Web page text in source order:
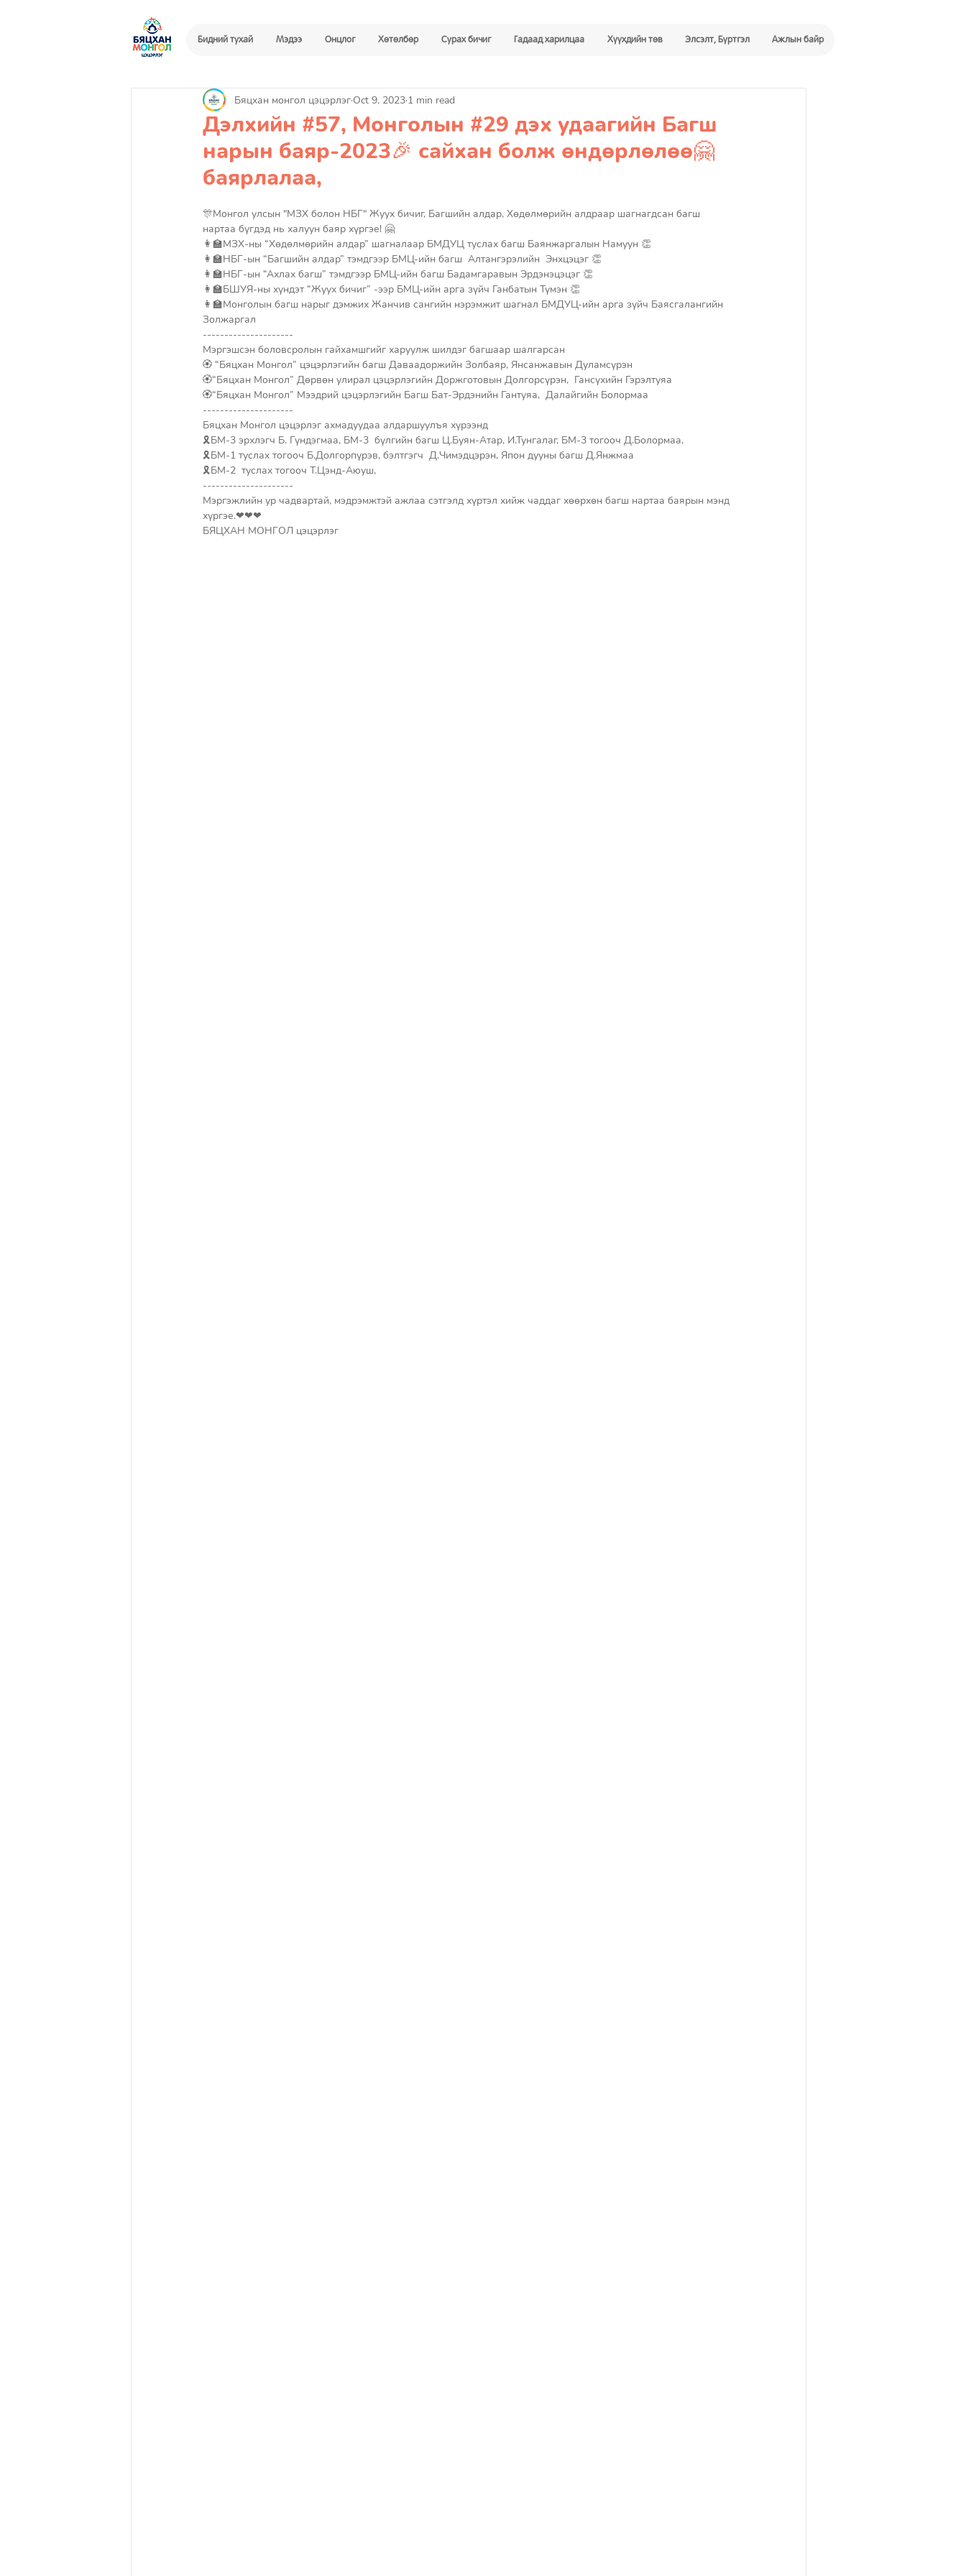
Бидний тухай Мэдээ Онцлог Хөтөлбөр Сурах бичиг Гадаад харилцаа Хүүхдийн төв Элсэлт, Бүртгэл Ажлын байр
Дэлхийн #57, Монголын #29 дэх удаагийн Багш
нарын баяр-2023🎉 сайхан болж өндөрлөлөө🤗
баярлалаа,
Бяцхан монгол цэцэрлэг Oct 9, 2023 1 min read
🎊Монгол улсын "МЗХ болон НБГ" Жуух бичиг, Багшийн алдар, Хөдөлмөрийн алдраар шагнагдсан багш
нартаа бүгдэд нь халуун баяр хүргэе! 🤗
👩‍🏫МЗХ-ны “Хөдөлмөрийн алдар” шагналаар БМДУЦ туслах багш Баянжаргалын Намуун 👏
👩‍🏫НБГ-ын “Багшийн алдар” тэмдгээр БМЦ-ийн багш  Алтангэрэлийн  Энхцэцэг 👏
👩‍🏫НБГ-ын “Ахлах багш” тэмдгээр БМЦ-ийн багш Бадамгаравын Эрдэнэцэцэг 👏
👩‍🏫БШУЯ-ны хүндэт “Жуух бичиг” -ээр БМЦ-ийн арга зүйч Ганбатын Түмэн 👏
👩‍🏫Монголын багш нарыг дэмжих Жанчив сангийн нэрэмжит шагнал БМДУЦ-ийн арга зүйч Баясгалангийн
Золжаргал
---------------------
Мэргэшсэн боловсролын гайхамшгийг харуулж шилдэг багшаар шалгарсан
🏵 “Бяцхан Монгол” цэцэрлэгийн багш Даваадоржийн Золбаяр, Янсанжавын Дуламсүрэн
🏵“Бяцхан Монгол” Дөрвөн улирал цэцэрлэгийн Доржготовын Долгорсүрэн,  Гансүхийн Гэрэлтуяа
🏵“Бяцхан Монгол” Мээдрий цэцэрлэгийн Багш Бат-Эрдэнийн Гантуяа,  Далайгийн Болормаа
---------------------
Бяцхан Монгол цэцэрлэг ахмадуудаа алдаршуулъя хүрээнд
🎗БМ-3 эрхлэгч Б. Гүндэгмаа, БМ-3  бүлгийн багш Ц.Буян-Атар, И.Тунгалаг, БМ-3 тогооч Д.Болормаа,
🎗БМ-1 туслах тогооч Б.Долгорпүрэв, бэлтгэгч  Д.Чимэдцэрэн, Япон дууны багш Д.Янжмаа
🎗БМ-2  туслах тогооч Т.Цэнд-Аюуш,
---------------------
Мэргэжлийн ур чадвартай, мэдрэмжтэй ажлаа сэтгэлд хүртэл хийж чаддаг хөөрхөн багш нартаа баярын мэнд
хүргэе.❤❤❤
БЯЦХАН МОНГОЛ цэцэрлэг